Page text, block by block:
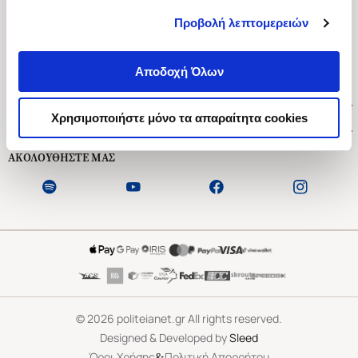
Προβολή λεπτομερειών
Αποδοχή Όλων
Χρησιμοποιήστε μόνο τα απαραίτητα cookies
Ασκληπιού 1-3, Αθήνα 106 79
Δευτέρα - Παρασκευή 09:00-21:00
Εξυπηρέτηση Πελατών
ΑΚΟΛΟΥΘΗΣΤΕ ΜΑΣ
©2026 politeianet.gr All rights reserved.
Designed & Developed bySleed